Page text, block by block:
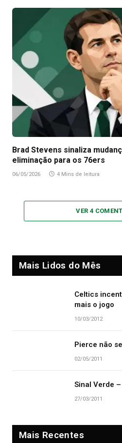
Brad Stevens sinaliza
eliminação para os 76ers
06/05/2026 4 Mins de leitura
VER 4
Mais Lidos do Mês
Celtics
mais o jogo
10/03/2012
Pierce não
02/05/2011
Sinal Verde
27/03/2011
Mais Recentes